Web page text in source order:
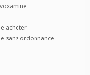
acheter
sans ordonnance